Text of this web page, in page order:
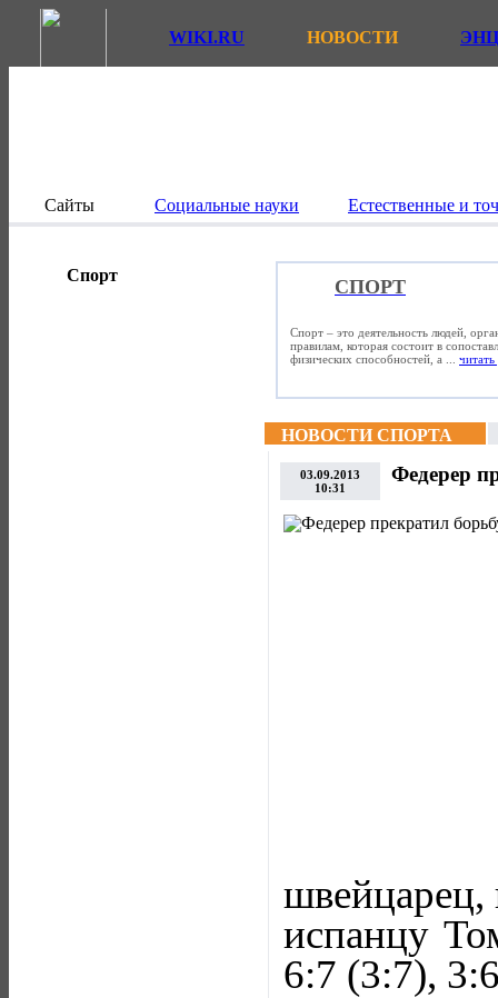
WIKI.RU НОВОСТИ
Сайты Социальные науки Естественные и
Спорт
СПОРТ
Спорт – это деятельность людей,
правилам, которая состоит в
физических способностей, а ... читать
НОВОСТИ СПОРТА
03.09.2013
10:31
Федерер
швейцарец,
испанцу
6:7 (3:7),